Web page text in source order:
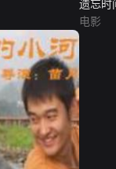
遗忘时
电影